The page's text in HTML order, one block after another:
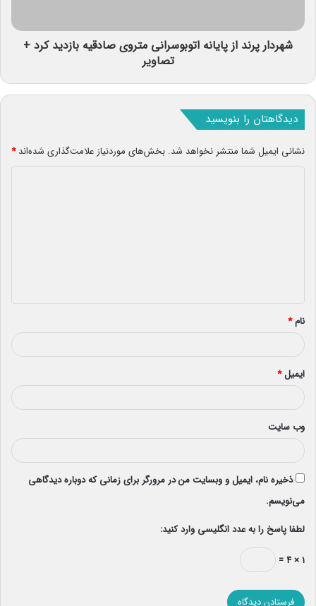
شهردار پرند از پایانه اتوبوسرانی متروی صادقیه بازدید کرد +
تصاویر
دیدگاهتان را بنویسید
نشانی ایمیل شما منتشر نخواهد شد. بخش‌های موردنیاز علامت‌گذاری شده‌اند*
*
نام*
ایمیل*
وب‌ سایت
ذخیره نام، ایمیل و وبسایت من در مرورگر برای زمانی که دوباره دیدگاهی
می‌نویسم.
لطفا پاسخ را به عدد انگلیسی وارد کنید:
۱ × ۴ =